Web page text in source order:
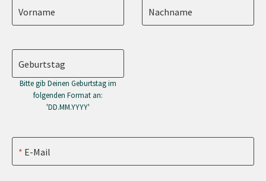
Vorname Nachname
Geburtstag
Bitte gib Deinen Geburtstag im
folgenden Format an:
'DD.MM.YYYY'
E-Mail